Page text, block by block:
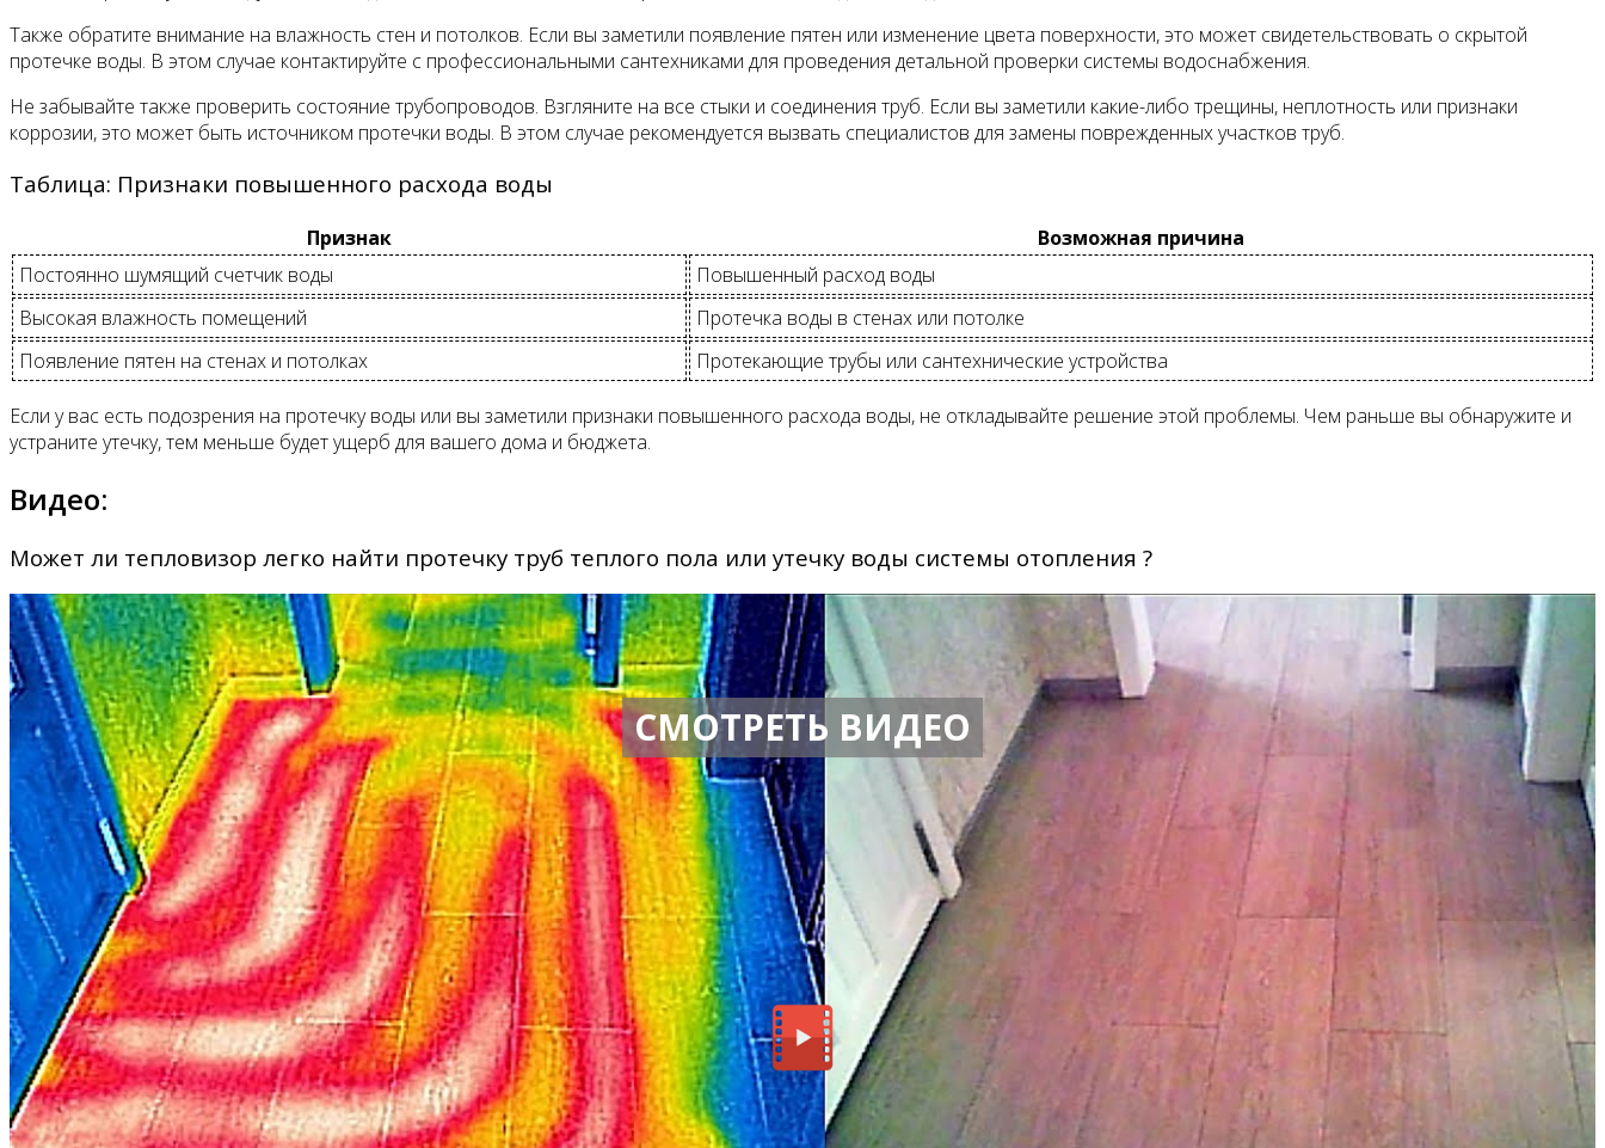
Также обратите внимание на влажность стен и потолков. Если вы заметили появление пятен или изменение цвета поверхности, это может свидетельствовать о скрытой
протечке воды. В этом случае контактируйте с профессиональными сантехниками для проведения детальной проверки системы водоснабжения.
Не забывайте также проверить состояние трубопроводов. Взгляните на все стыки и соединения труб. Если вы заметили какие-либо трещины, неплотность или признаки
коррозии, это может быть источником протечки воды. В этом случае рекомендуется вызвать специалистов для замены поврежденных участков труб.
Таблица: Признаки повышенного расхода воды
Признак
Возможная причина
Постоянно шумящий счетчик воды
Повышенный расход воды
Высокая влажность помещений
Протечка воды в стенах или потолке
Появление пятен на стенах и потолках
Протекающие трубы или сантехнические устройства
Если у вас есть подозрения на протечку воды или вы заметили признаки повышенного расхода воды, не откладывайте решение этой проблемы. Чем раньше вы обнаружите и
устраните утечку, тем меньше будет ущерб для вашего дома и бюджета.
Видео:
Может ли тепловизор легко найти протечку труб теплого пола или утечку воды системы отопления ?
СМОТРЕТЬ ВИДЕО